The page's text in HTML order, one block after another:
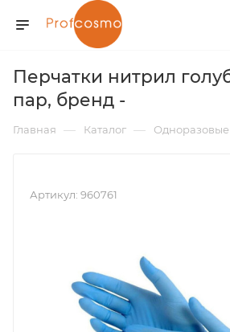
Перчатки нитрил
пар, бренд -
Главная — Каталог —
Артикул: 960761